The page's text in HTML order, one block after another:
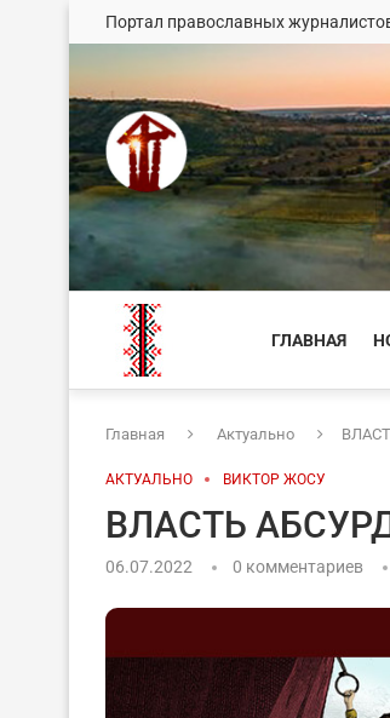
Портал православных
ГЛАВНАЯ
Главная Актуально
АКТУАЛЬНО ВИКТОР ЖОСУ
ВЛАСТЬ
06.07.2022 0 комментариев